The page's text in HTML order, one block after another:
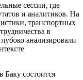
сессии, где
и аналитиков. На
транспортных
в
анализировали
состоится